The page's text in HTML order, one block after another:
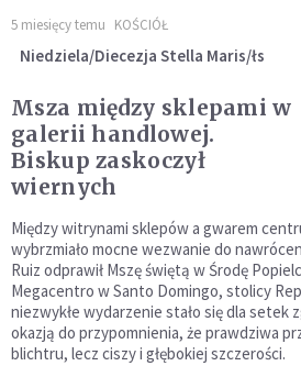
5 miesięcy temu KOŚCIÓŁ
Niedziela/Diecezja Stella Maris/łs
Msza między sklepami w
galerii handlowej.
Biskup zaskoczył
wiernych
Między witrynami sklepów a gwarem
wybrzmiało mocne wezwanie do
Ruiz odprawił Mszę świętą w Środę
Megacentro w Santo Domingo, stolicy
niezwykłe wydarzenie stało się dla setek
okazją do przypomnienia, że prawdziwa
blichtru, lecz ciszy i głębokiej szczerości.